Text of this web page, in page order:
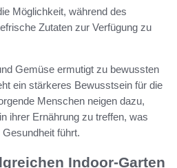
Möglichkeit, während des
Zutaten zur Verfügung zu
Gemüse ermutigt zu bewussten
ein stärkeres Bewusstsein für die
Menschen neigen dazu,
ihrer Ernährung zu treffen, was
führt.
Indoor-Garten